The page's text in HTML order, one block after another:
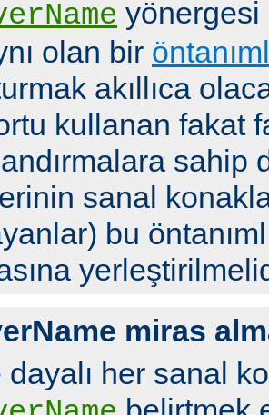
olan bir
akıllıca
kullanan fakat
sahip
sanal
bu
miras
dayalı her sanal